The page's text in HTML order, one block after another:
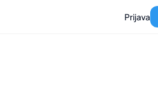
Prijava